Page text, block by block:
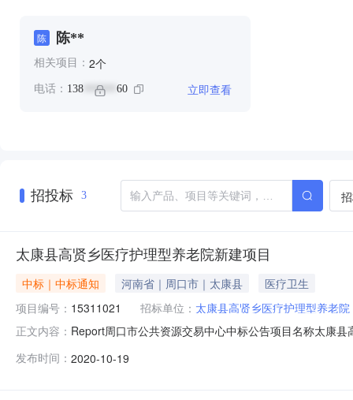
陈 陈**
相关项目： 2个
电话： 138 ****** 60 立即查看
招投标 3
太康县高贤乡医疗护理型养老院新建项目
中标｜中标通知 河南省｜周口市｜太康县
医疗卫生
项目编号： 15311021 招标单位： 太康县高贤乡医疗护理型养老院
正文内容： Report周口市公共资源交易中心中标公告项目名称太康
合格备注：
发布时间： 2020-10-19